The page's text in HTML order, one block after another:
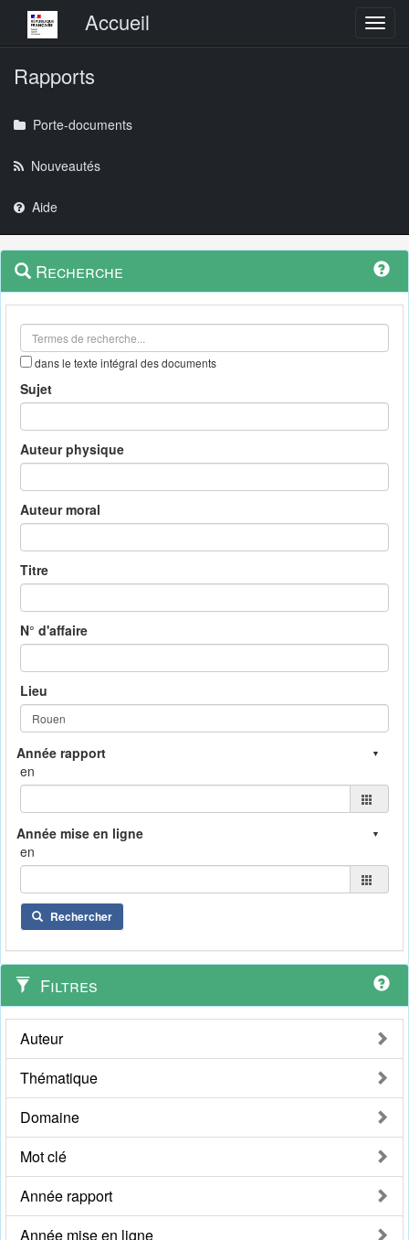
Menu principalAccueil
Rapports
Porte-documents
Nouveautés
Aide
Navigation
outils
Menu
contextuel
Recherche
dans le texte intégral des documents
Sujet
Auteur physique
Auteur moral
Titre
N° d'affaire
Lieu
en
en
Rechercher
Filtres
Auteur
Thématique
Domaine
Mot clé
Année rapport
Année mise en ligne